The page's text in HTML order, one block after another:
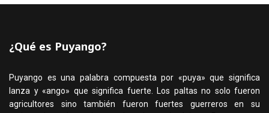
¿Qué es Puyango?
Puyango es una palabra compuesta por «puya» que significa
lanza y «ango» que significa fuerte. Los paltas no solo fueron
agricultores sino también fueron fuertes guerreros en su